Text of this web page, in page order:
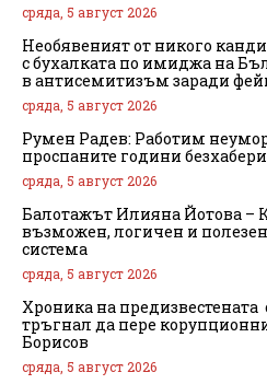
сряда, 5 август 2026
Необявеният от никого
с бухалката по имиджа на
в антисемитизъм заради
сряда, 5 август 2026
Румен Радев: Работим
проспаните години
сряда, 5 август 2026
Балотажът Илияна Йотова –
възможен, логичен и
система
сряда, 5 август 2026
Хроника на
тръгнал да пере
Борисов
сряда, 5 август 2026